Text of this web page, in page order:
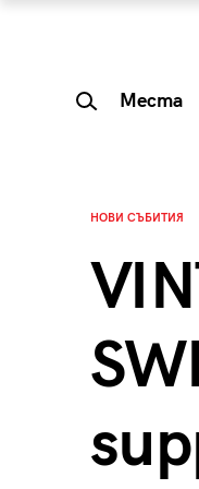
Места
НОВИ СЪБИТИЯ